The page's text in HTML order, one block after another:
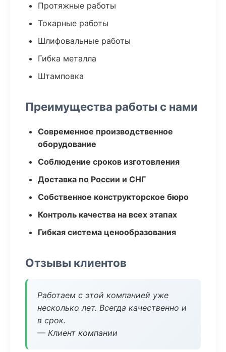
Протяжные работы
Токарные работы
Шлифовальные работы
Гибка металла
Штамповка
Преимущества работы с нами
Современное производственное
оборудование
Соблюдение сроков изготовления
Доставка по России и СНГ
Собственное конструкторское бюро
Контроль качества на всех этапах
Гибкая система ценообразования
Отзывы клиентов
Работаем с этой компанией уже
несколько лет. Всегда качественно и
в срок.
— Клиент компании